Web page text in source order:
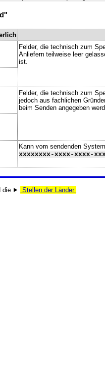
Felder, die technisch zum
Anliefern teilweise leer
ist.
Felder, die technisch zum
jedoch aus fachlichen
beim Senden angegeben
Kann vom sendenden
xxxxxxxx-xxxx-xxxx-
die ⯈
Stellen der Länder